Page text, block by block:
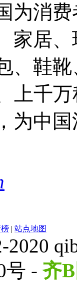
为消
家居
、鞋
上千
为中
| 站点地图
号 -齐